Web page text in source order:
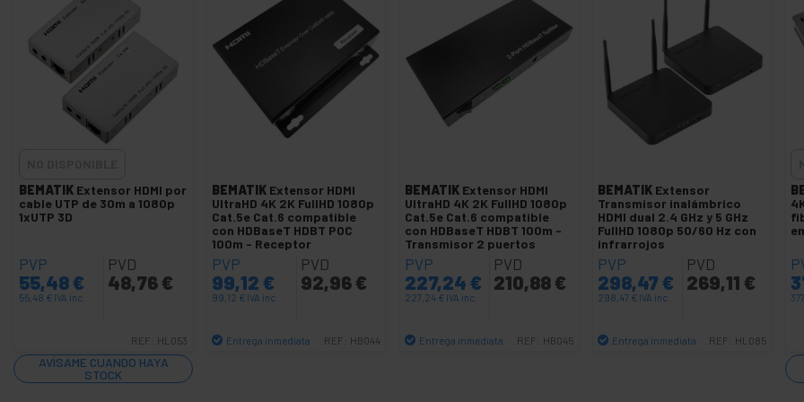
Extensor VGA
Interface VGA, DVI y HDMI
Multiplicador de vídeo
+
Vídeo SDI HD-SDI SD-SDI 3G-SDI
+
sonorización
Fotografía +
y ferretería
Seguridad,
Electrónica
y gadgets
+
BEMATIK Extensor HDMI por
cable UTP de 30m a 1080p
1xUTP 3D
PVP
55,48€
55,48 € IVA inc.
PVD
48,76 €
REF: HL053
AVÍSAME CUANDO HAYA
STOCK
BEMATIK Extensor HDMI
UltraHD 4K 2K FullHD 1080p
Cat.5e Cat.6 compatible
con HDBaseT HDBT POC
100m - Receptor
PVP
99,12 €
99,12 € IVA inc.
PVD
92,96 €
Entrega inmediata REF: HB044
BEMATIK Extensor HDMI
UltraHD 4K 2K FullHD 1080p
Cat.5e Cat.6 compatible
con HDBaseT HDBT 100m -
Transmisor 2 puertos
PVP
227,24 €
227,24 € IVA inc.
PVD
210,88 €
Entrega inmediata REF: HB045
BEMATIK Extensor
Transmisor inalámbrico
HDMI dual 2.4 GHz y 5 GHz
FullHD 1080p 50/60 Hz con
infrarrojos
PVP
298,47€
298,47 € IVA inc.
PVD
269,11 €
Entrega inmediata REF: HL085